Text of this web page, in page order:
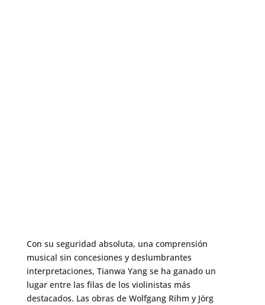
Con su seguridad absoluta, una comprensión
musical sin concesiones y deslumbrantes
interpretaciones, Tianwa Yang se ha ganado un
lugar entre las filas de los violinistas más
destacados. Las obras de Wolfgang Rihm y Jörg